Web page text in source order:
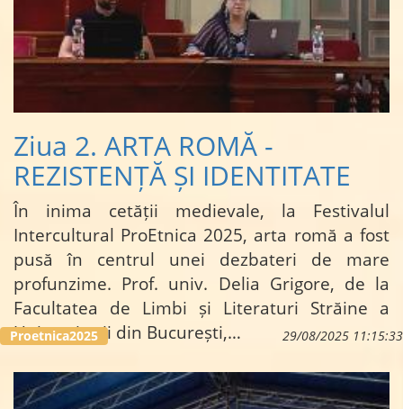
Ziua 2. ARTA ROMĂ -
REZISTENȚĂ ȘI IDENTITATE
În inima cetății medievale, la Festivalul
Intercultural ProEtnica 2025, arta romă a fost
pusă în centrul unei dezbateri de mare
profunzime. Prof. univ. Delia Grigore, de la
Facultatea de Limbi și Literaturi Străine a
Universității din București,…
29/08/2025 11:15:33
Proetnica2025